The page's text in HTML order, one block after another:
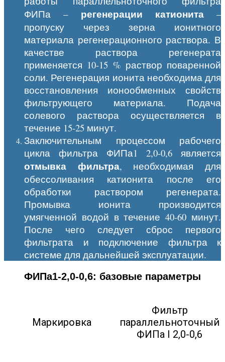
ФИПа – регенерации катионита–
пропуску через зерна ионитного
материала регенерационного раствора. В
качестве раствора регенерата
применяется 10-15 % раствор поваренной
соли. Регенерация ионита необходима для
восстановления ионообменных свойств
фильтрующего материала. Подача
солевого раствора осуществляется в
течение 15-25 минут.
Заключительным процессом рабочего
цикла фильтра ФИПа1 2,0-0,6 является
отмывка фильтра, необходимая для
обессоливания катионита после его
обработки раствором регенерата.
Промывка ионита производится
умягченной водой в течение 40-60 минут.
После чего следует сброс первого
фильтрата и подключение фильтра к
системе для дальнейшей эксплуатации.
ФИПа1-2,0-0,6: базовые параметры
Маркировка
Фильтр
параллельноточный
ФИПа I 2,0-0,6